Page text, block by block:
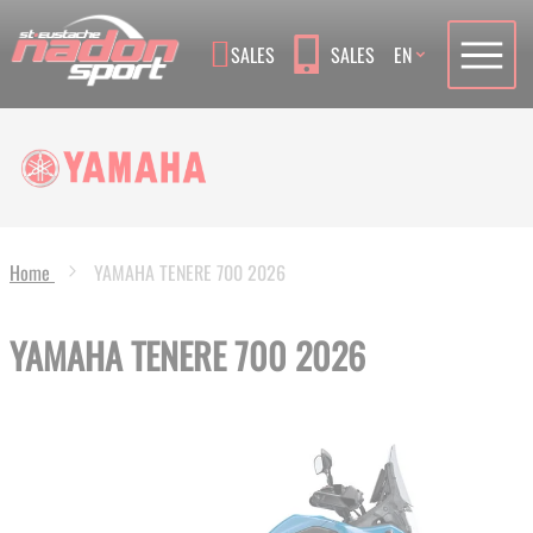
SALES SALES Language
EN
Home YAMAHA TENERE 700 2026
YAMAHA TENERE 700 2026